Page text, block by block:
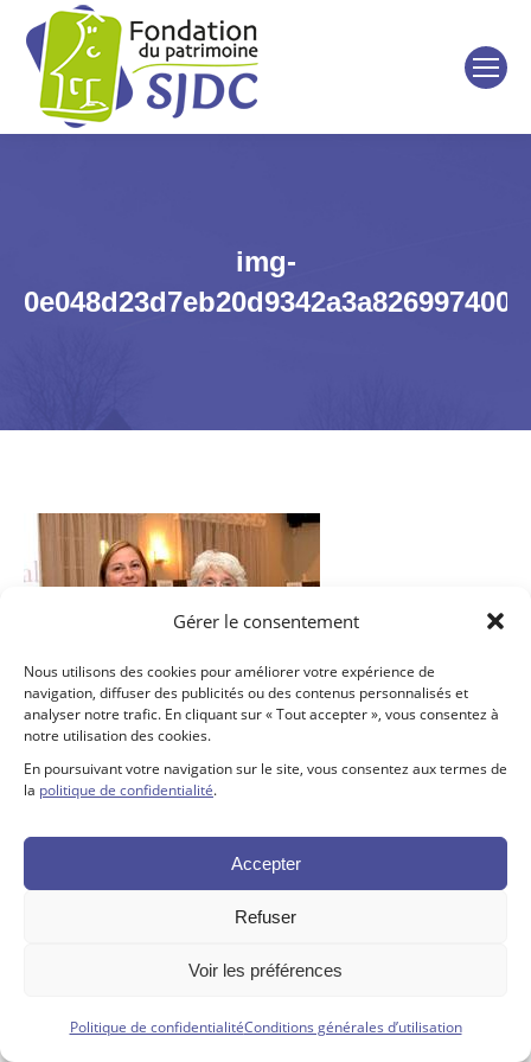
Gérer le consentement
Nous utilisons des cookies pour améliorer votre expérience de
navigation, diffuser des publicités ou des contenus personnalisés et
analyser notre trafic. En cliquant sur « Tout accepter », vous consentez à
notre utilisation des cookies.
En poursuivant votre navigation sur le site, vous consentez aux termes de
la politique de confidentialité.
Accepter
Refuser
Voir les préférences
Politique de confidentialitéConditions générales d’utilisation
img-
0e048d23d7eb20d9342a3a826997400a
Stratégies